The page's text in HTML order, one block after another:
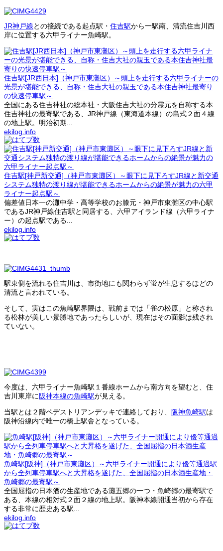
JR神戸線との接続である起点駅・ 住吉駅から一駅南、清流住吉川西
岸に位置する六甲ライナー魚崎駅。
住吉駅[JR西日本]（神戸市東灘区）～頭上を走行する六甲ライナーの
光景が堪能できる、自称・住吉大社の親玉である本住吉神社最寄り
の快速停車駅～
全国にある住吉神社の総本社・大阪住吉大社の分霊元を自称する本
住吉神社の最寄駅である、JR神戸線（東海道本線）の島式２面４線
の地上駅。明治初期...
ekilog.info
住吉駅[神戸新交通]（神戸市東灘区）～眼下に見下ろすJR線と新交通
システム独特の渡り線が堪能できるホームからの絶景が魅力の六甲
ライナー起点駅～
偏差値日本一の灘中学・高等学校のお膝元・神戸市東灘区の中心駅
であるJR神戸線住吉駅と同居する、六甲アイランド線（六甲ライナ
ー）の起点駅である...
ekilog.info
駅東側を流れる住吉川は、市街地にも関わらず蛍が生息するほどの
清流と言われている。
そして、実はこの魚崎駅界隈は、戦前までは「雀の松原」と称され
る松林が美しい景勝地であったらしいが、現在はその面影は残され
ていない。
今度は、六甲ライナー魚崎駅１番線ホームから南方向を望むと、住
吉川東岸に 阪神本線の魚崎駅が見える。
当駅とは２階ペデストリアンデッキで連絡しており、
阪神魚崎駅は
阪神沿線内で唯一の橋上駅舎となっている。
魚崎駅[阪神]（神戸市東灘区）～六甲ライナー開通により優等通過駅
から全列車停車駅へと大昇格を遂げた、全国屈指の日本酒生産地・
魚崎郷の最寄駅～
全国屈指の日本酒の生産地である灘五郷の一つ・魚崎郷の最寄駅で
ある、本線の相対式２面２線の地上駅。阪神本線開通当初から存在
する非常に歴史ある駅...
ekilog.info